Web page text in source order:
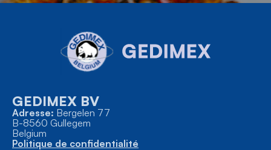
GEDIMEX BV
Adresse: Bergelen 77
B-8560 Gullegem
Belgium
Politique de confidentialité